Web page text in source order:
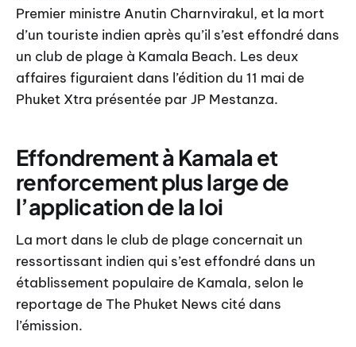
Premier ministre Anutin Charnvirakul, et la mort
d’un touriste indien après qu’il s’est effondré dans
un club de plage à Kamala Beach. Les deux
affaires figuraient dans l’édition du 11 mai de
Phuket Xtra présentée par JP Mestanza.
Effondrement à Kamala et
renforcement plus large de
l’application de la loi
La mort dans le club de plage concernait un
ressortissant indien qui s’est effondré dans un
établissement populaire de Kamala, selon le
reportage de The Phuket News cité dans
l’émission.